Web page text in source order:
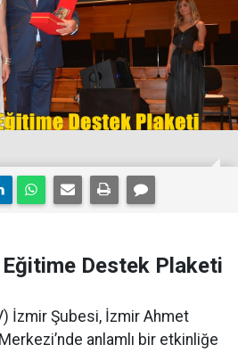
Destek Plaketi
İzmir Şubesi, İzmir Ahmet
anlamlı bir etkinliğe